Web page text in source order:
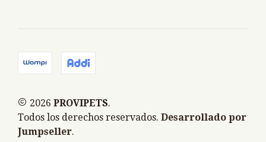
2026 PROVIPETS.
Todos los derechos reservados. Desarrollado por
Jumpseller.